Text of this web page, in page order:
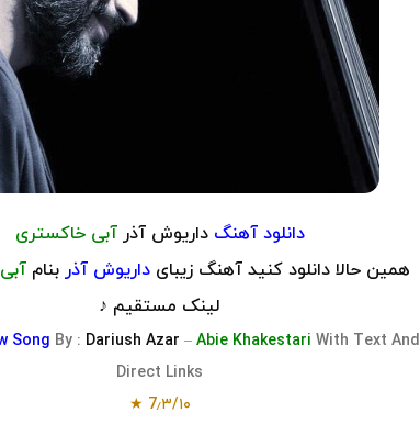
دانلود آهنگ داریوش آذر آبی خاکستری
همین حالا دانلود کنید آهنگ زیبای داریوش آذر بنام
لینک مستقیم ♪
Song By : Dariush Azar – Abie Khakestari With Text And
Direct Links
7٫۳/۱۰ ★